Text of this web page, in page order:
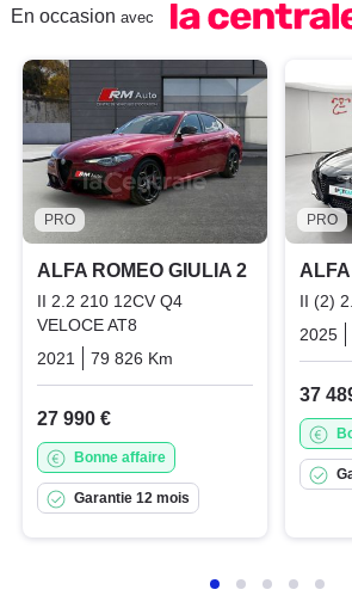
En occasion avec
PRO
ALFA ROMEO GIULIA 2
II 2.2 210 12CV Q4
VELOCE AT8
2021
79 826 Km Diesel
27 990 €
Bonne affaire
Garantie 12 mois
PRO
II (2)
2025
37